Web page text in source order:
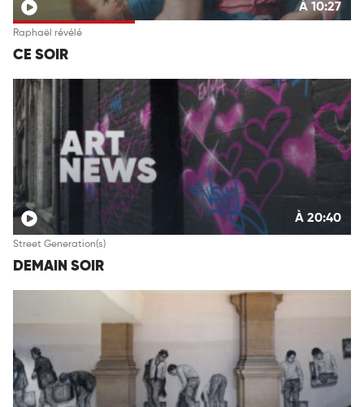
À 10:27
Raphaël révélé
CE SOIR
À 20:40
Street Generation(s)
DEMAIN SOIR